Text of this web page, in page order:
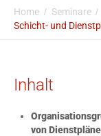
Home Seminare
Schicht- und
Inhalt
von